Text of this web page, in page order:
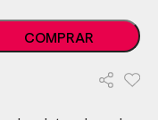
COMPRAR